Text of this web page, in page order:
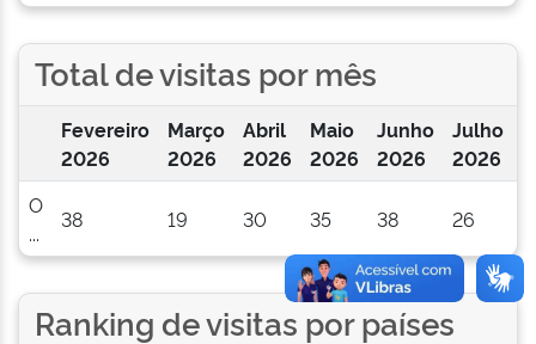
Total de visitas por mês
Fevereiro
2026
Março
2026
Abril
2026
Maio
2026
Junho
2026
Julho
2026
O
...
38 19 30 35 38 26
Ranking de visitas por países